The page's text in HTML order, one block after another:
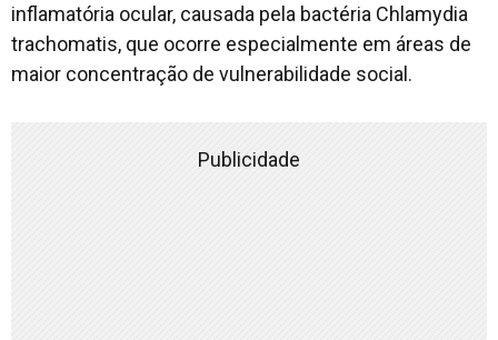
inflamatória ocular, causada pela bactéria Chlamydia
trachomatis, que ocorre especialmente em áreas de
maior concentração de vulnerabilidade social.
Publicidade